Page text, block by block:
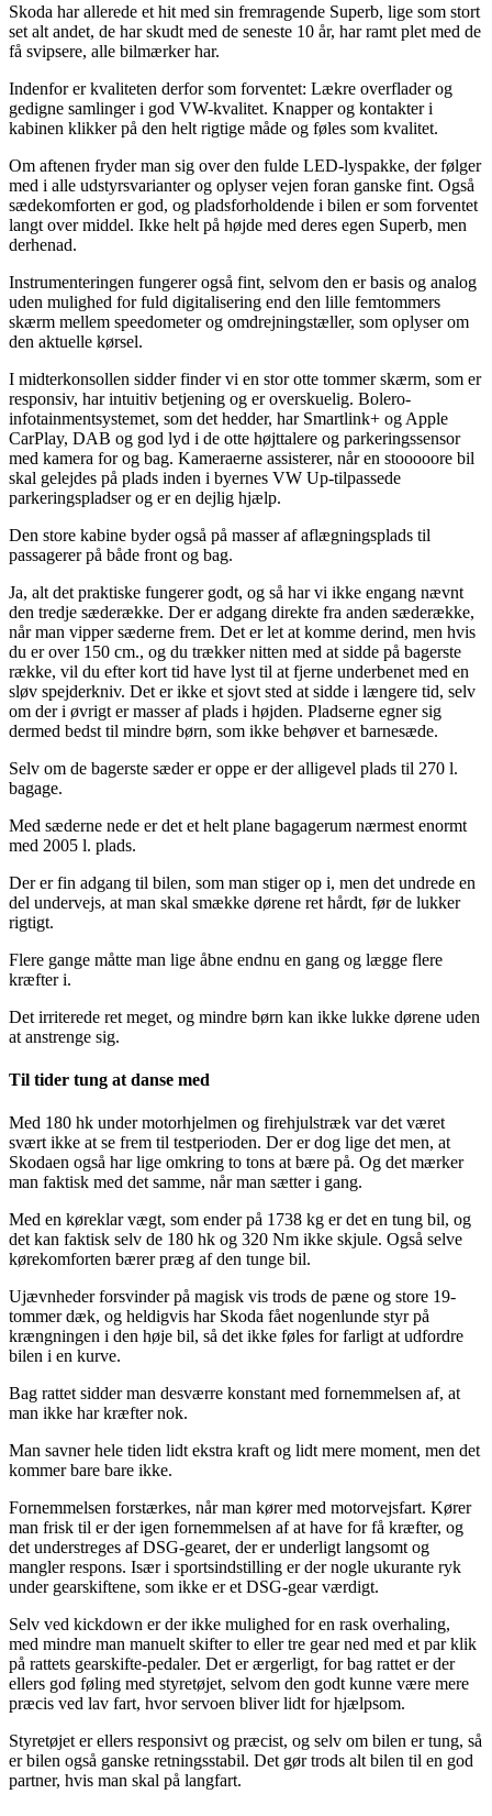
Skoda har allerede et hit med sin fremragende Superb, lige som stort
set alt andet, de har skudt med de seneste 10 år, har ramt plet med de
få svipsere, alle bilmærker har.
Indenfor er kvaliteten derfor som forventet: Lækre overflader og
gedigne samlinger i god VW-kvalitet. Knapper og kontakter i
kabinen klikker på den helt rigtige måde og føles som kvalitet.
Om aftenen fryder man sig over den fulde LED-lyspakke, der følger
med i alle udstyrsvarianter og oplyser vejen foran ganske fint. Også
sædekomforten er god, og pladsforholdende i bilen er som forventet
langt over middel. Ikke helt på højde med deres egen Superb, men
derhenad.
Instrumenteringen fungerer også fint, selvom den er basis og analog
uden mulighed for fuld digitalisering end den lille femtommers
skærm mellem speedometer og omdrejningstæller, som oplyser om
den aktuelle kørsel.
I midterkonsollen sidder finder vi en stor otte tommer skærm, som er
responsiv, har intuitiv betjening og er overskuelig. Bolero-
infotainmentsystemet, som det hedder, har Smartlink+ og Apple
CarPlay, DAB og god lyd i de otte højttalere og parkeringssensor
med kamera for og bag. Kameraerne assisterer, når en stooooore bil
skal gelejdes på plads inden i byernes VW Up-tilpassede
parkeringspladser og er en dejlig hjælp.
Den store kabine byder også på masser af aflægningsplads til
passagerer på både front og bag.
Ja, alt det praktiske fungerer godt, og så har vi ikke engang nævnt
den tredje sæderække. Der er adgang direkte fra anden sæderække,
når man vipper sæderne frem. Det er let at komme derind, men hvis
du er over 150 cm., og du trækker nitten med at sidde på bagerste
række, vil du efter kort tid have lyst til at fjerne underbenet med en
sløv spejderkniv. Det er ikke et sjovt sted at sidde i længere tid, selv
om der i øvrigt er masser af plads i højden. Pladserne egner sig
dermed bedst til mindre børn, som ikke behøver et barnesæde.
Selv om de bagerste sæder er oppe er der alligevel plads til 270 l.
bagage.
Med sæderne nede er det et helt plane bagagerum nærmest enormt
med 2005 l. plads.
Der er fin adgang til bilen, som man stiger op i, men det undrede en
del undervejs, at man skal smække dørene ret hårdt, før de lukker
rigtigt.
Flere gange måtte man lige åbne endnu en gang og lægge flere
kræfter i.
Det irriterede ret meget, og mindre børn kan ikke lukke dørene uden
at anstrenge sig.
Til tider tung at danse med
Med 180 hk under motorhjelmen og firehjulstræk var det været
svært ikke at se frem til testperioden. Der er dog lige det men, at
Skodaen også har lige omkring to tons at bære på. Og det mærker
man faktisk med det samme, når man sætter i gang.
Med en køreklar vægt, som ender på 1738 kg er det en tung bil, og
det kan faktisk selv de 180 hk og 320 Nm ikke skjule. Også selve
kørekomforten bærer præg af den tunge bil.
Ujævnheder forsvinder på magisk vis trods de pæne og store 19-
tommer dæk, og heldigvis har Skoda fået nogenlunde styr på
krængningen i den høje bil, så det ikke føles for farligt at udfordre
bilen i en kurve.
Bag rattet sidder man desværre konstant med fornemmelsen af, at
man ikke har kræfter nok.
Man savner hele tiden lidt ekstra kraft og lidt mere moment, men det
kommer bare bare ikke.
Fornemmelsen forstærkes, når man kører med motorvejsfart. Kører
man frisk til er der igen fornemmelsen af at have for få kræfter, og
det understreges af DSG-gearet, der er underligt langsomt og
mangler respons. Især i sportsindstilling er der nogle ukurante ryk
under gearskiftene, som ikke er et DSG-gear værdigt.
Selv ved kickdown er der ikke mulighed for en rask overhaling,
med mindre man manuelt skifter to eller tre gear ned med et par klik
på rattets gearskifte-pedaler. Det er ærgerligt, for bag rattet er der
ellers god føling med styretøjet, selvom den godt kunne være mere
præcis ved lav fart, hvor servoen bliver lidt for hjælpsom.
Styretøjet er ellers responsivt og præcist, og selv om bilen er tung, så
er bilen også ganske retningsstabil. Det gør trods alt bilen til en god
partner, hvis man skal på langfart.